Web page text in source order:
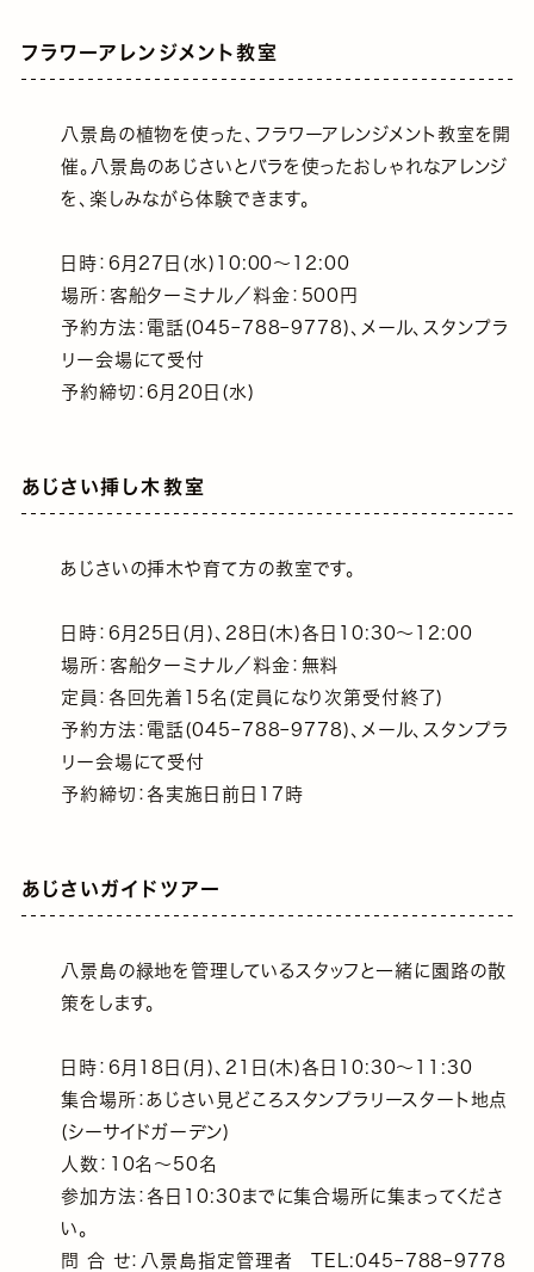
フラワーアレンジメント教室
八景島の植物を使った、フラワーアレンジメント教室を開
催。八景島のあじさいとバラを使ったおしゃれなアレンジ
を、楽しみながら体験できます。
日時：6月27日(水)10:00～12:00
場所：客船ターミナル／料金：500円
予約方法：電話(045ｰ788ｰ9778)、メール、スタンプラ
リー会場にて受付
予約締切：6月20日(水)
あじさい挿し木教室
あじさいの挿木や育て方の教室です。
日時：6月25日(月)、28日(木)各日10:30～12:00
場所：客船ターミナル／料金：無料
定員：各回先着15名(定員になり次第受付終了)
予約方法：電話(045ｰ788ｰ9778)、メール、スタンプラ
リー会場にて受付
予約締切：各実施日前日17時
あじさいガイドツアー
八景島の緑地を管理しているスタッフと一緒に園路の散
策をします。
日時：6月18日(月)、21日(木)各日10:30～11:30
集合場所：あじさい見どころスタンプラリースタート地点
(シーサイドガーデン)
人数：10名～50名
参加方法：各日10:30までに集合場所に集まってくださ
い。
問 合 せ：八景島指定管理者 TEL:045ｰ788ｰ9778